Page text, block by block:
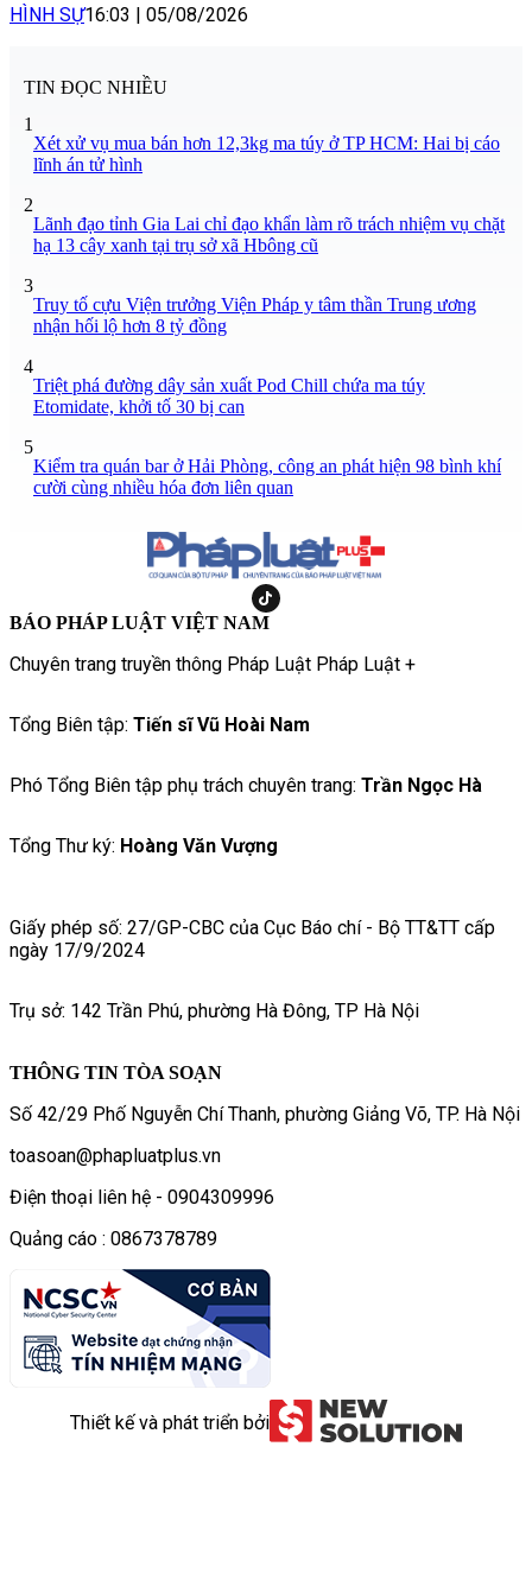
HÌNH SỰ16:03 05/08/2026
TIN ĐỌC NHIỀU
1
Xét xử vụ mua bán hơn 12,3kg ma túy ở TP HCM: Hai bị cáo
lĩnh án tử hình
2
Lãnh đạo tỉnh Gia Lai chỉ đạo khẩn làm rõ trách nhiệm vụ chặt
hạ 13 cây xanh tại trụ sở xã Hbông cũ
3
Truy tố cựu Viện trưởng Viện Pháp y tâm thần Trung ương
nhận hối lộ hơn 8 tỷ đồng
4
Triệt phá đường dây sản xuất Pod Chill chứa ma túy
Etomidate, khởi tố 30 bị can
5
Kiểm tra quán bar ở Hải Phòng, công an phát hiện 98 bình khí
cười cùng nhiều hóa đơn liên quan
BÁO PHÁP LUẬT VIỆT NAM
Chuyên trang truyền thông Pháp Luật Pháp Luật +
Tổng Biên tập: Tiến sĩ Vũ Hoài Nam
Phó Tổng Biên tập phụ trách chuyên trang: Trần Ngọc Hà
Tổng Thư ký: Hoàng Văn Vượng
Giấy phép số: 27/GP-CBC của Cục Báo chí - Bộ TT&TT cấp
ngày 17/9/2024
Trụ sở: 142 Trần Phú, phường Hà Đông, TP Hà Nội
THÔNG TIN TÒA SOẠN
Số 42/29 Phố Nguyễn Chí Thanh, phường Giảng Võ, TP. Hà Nội
toasoan@phapluatplus.vn
Điện thoại liên hệ - 0904309996
Quảng cáo : 0867378789
Thiết kế và phát triển bởi